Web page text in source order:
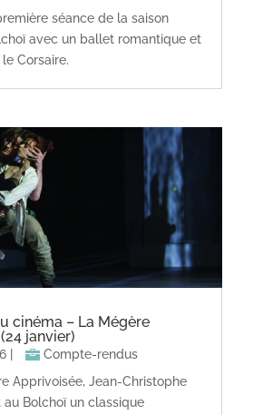
séance de la saison
avec un ballet romantique et
Corsaire.
cinéma – La Mégère
janvier)
|
Compte-rendus
Apprivoisée, Jean-Christophe
au Bolchoï un classique